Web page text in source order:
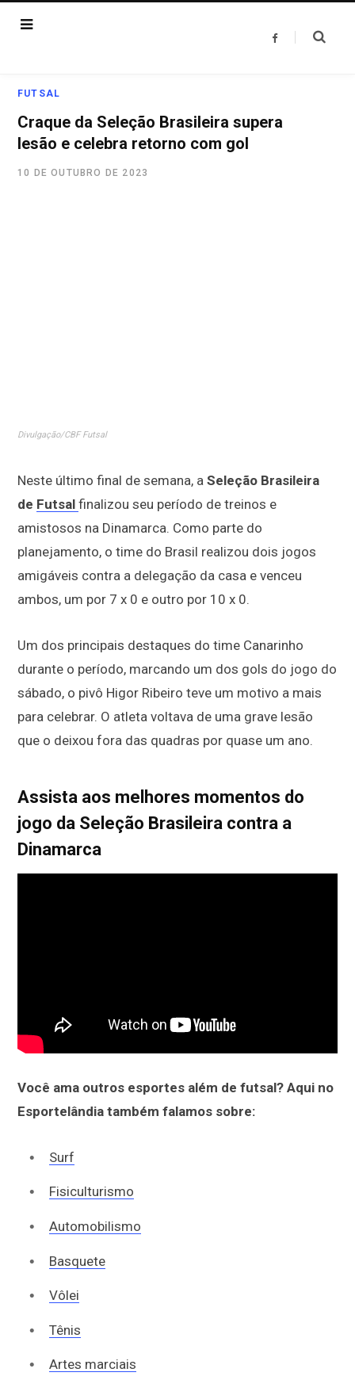
F
FUTSAL
Craque da Seleção Brasileira supera
lesão e celebra retorno com gol
10 DE OUTUBRO DE 2023
Divulgação/CBF Futsal
Neste último final de semana, a Seleção Brasileira
de Futsal finalizou seu período de treinos e
amistosos na Dinamarca. Como parte do
planejamento, o time do Brasil realizou dois jogos
amigáveis contra a delegação da casa e venceu
ambos, um por 7 x 0 e outro por 10 x 0.
Um dos principais destaques do time Canarinho
durante o período, marcando um dos gols do jogo do
sábado, o pivô Higor Ribeiro teve um motivo a mais
para celebrar. O atleta voltava de uma grave lesão
que o deixou fora das quadras por quase um ano.
Assista aos melhores momentos do
jogo da Seleção Brasileira contra a
Dinamarca
Você ama outros esportes além de futsal? Aqui no
Esportelândia também falamos sobre:
Surf
Fisiculturismo
Automobilismo
Basquete
Vôlei
Tênis
Artes marciais